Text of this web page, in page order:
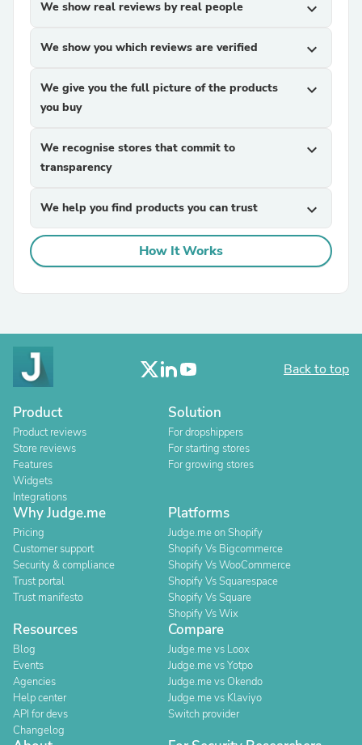
We show real reviews by real people expand_more
We show you which reviews are verified expand_more
We give you the full picture of the products
you buy
expand_more
We recognise stores that commit to
transparency
expand_more
We help you find products you can trust expand_more
How It Works
Back to top
Product
Product reviews
Store reviews
Features
Widgets
Integrations
Solution
For dropshippers
For starting stores
For growing stores
Why Judge.me
Pricing
Customer support
Security & compliance
Trust portal
Trust manifesto
Platforms
Judge.me on Shopify
Shopify Vs Bigcommerce
Shopify Vs WooCommerce
Shopify Vs Squarespace
Shopify Vs Square
Shopify Vs Wix
Resources
Blog
Events
Agencies
Help center
API for devs
Changelog
Compare
Judge.me vs Loox
Judge.me vs Yotpo
Judge.me vs Okendo
Judge.me vs Klaviyo
Switch provider